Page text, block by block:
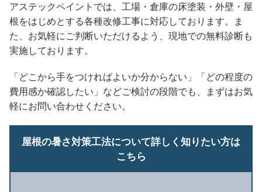
アステックペイントでは、工場・倉庫の床塗装・外壁・屋
根をはじめとする各種改修工事に対応しております。ま
た、お気軽にご判断いただけるよう、現地での無料診断も
実施しております。
「どこから手をつければよいか分からない」「どの程度の
費用感か確認したい」などご検討の段階でも、まずはお気
軽にお問い合わせください。
屋根の暑さ対策工法について詳しく知りたい方は
こちら